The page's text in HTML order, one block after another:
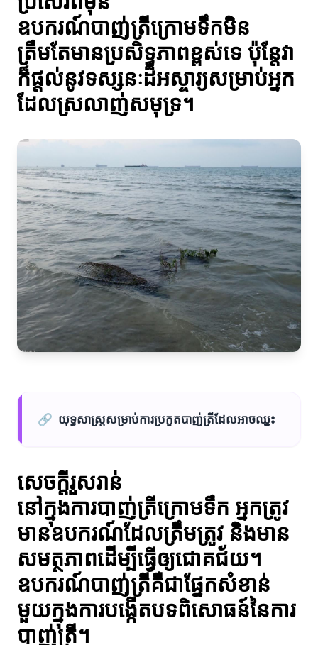
ឧបករណ៍បាញ់ត្រីក្រោមទឹកមិន
ត្រឹមតែមានប្រសិទ្ធភាពខ្ពស់ទេ ប៉ុន្តែវា
ក៏ផ្តល់នូវទស្សនៈដ៏អស្ចារ្យសម្រាប់អ្នក
ដែលស្រលាញ់សមុទ្រ។
🔗 យុទ្ធសាស្ត្រសម្រាប់ការប្រកួតបាញ់ត្រីដែលអាចឈ្នះ
សេចក្ដីរួសរាន់
នៅក្នុងការបាញ់ត្រីក្រោមទឹក អ្នកត្រូវ
មានឧបករណ៍ដែលត្រឹមត្រូវ និងមាន
សមត្ថភាពដើម្បីធ្វើឲ្យជោគជ័យ។
ឧបករណ៍បាញ់ត្រីគឺជាផ្នែកសំខាន់
មួយក្នុងការបង្កើតបទពិសោធន៍នៃការ
បាញ់ត្រី។